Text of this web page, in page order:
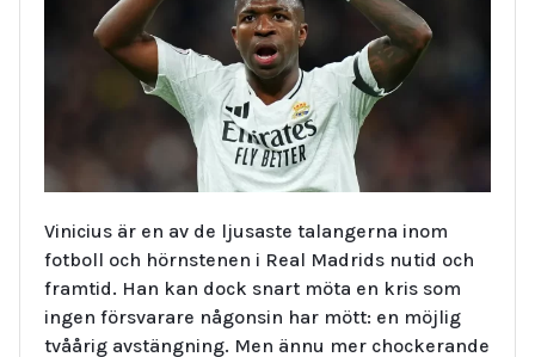
Vinicius är en av de ljusaste talangerna inom
fotboll och hörnstenen i Real Madrids nutid och
framtid. Han kan dock snart möta en kris som
ingen försvarare någonsin har mött: en möjlig
tvåårig avstängning. Men ännu mer chockerande